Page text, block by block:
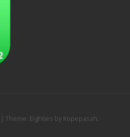
| Theme: Eighties by Kopepasah.